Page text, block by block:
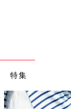
特集